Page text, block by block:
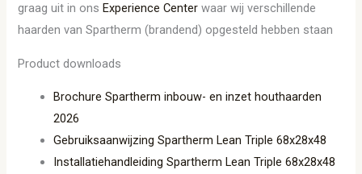
graag uit in ons Experience Center waar wij verschillende
haarden van Spartherm (brandend) opgesteld hebben staan
Product downloads
Brochure Spartherm inbouw- en inzet houthaarden
2026
Gebruiksaanwijzing Spartherm Lean Triple 68x28x48
Installatiehandleiding Spartherm Lean Triple 68x28x48